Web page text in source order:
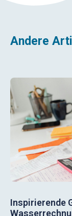
Andere
Inspirierende